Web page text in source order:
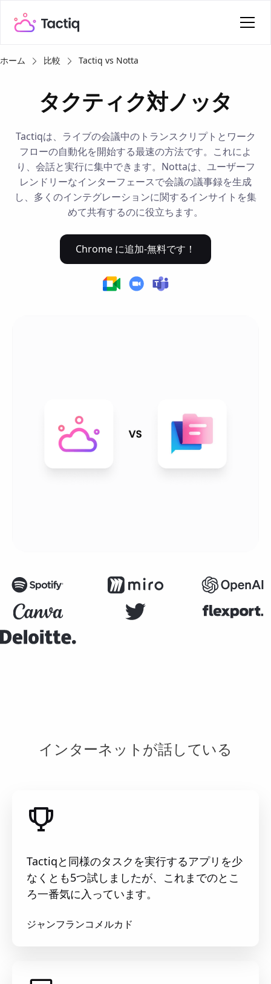
ホーム 比較 Tactiq vs Notta
タクティク対ノッタ
Tactiqは、ライブの会議中のトランスクリプトとワーク
フローの自動化を開始する最速の方法です。これによ
り、会話と実行に集中できます。Nottaは、ユーザーフ
レンドリーなインターフェースで会議の議事録を生成
し、多くのインテグレーションに関するインサイトを集
めて共有するのに役立ちます。
Chrome に追加-無料です！
インターネットが話している
Tactiqと同様のタスクを実行するアプリを少
なくとも5つ試しましたが、これまでのとこ
ろ一番気に入っています。
ジャンフランコメルカド